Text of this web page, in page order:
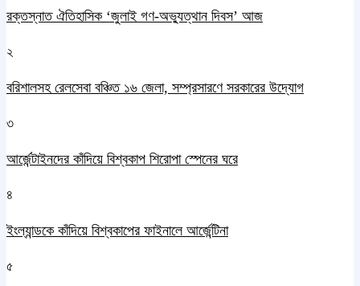
রক্তস্নাত ঐতিহাসিক ‌‘জুলাই গণ-অভ্যুত্থান দিবস’ আজ
২
বরিশালসহ রেলসেবা বঞ্চিত ১৬ জেলা, সম্প্রসারণে সরকারের উদ্যোগ
৩
আর্জেন্টাইনদের কাঁদিয়ে বিশ্বকাপ শিরোপা স্পেনের ঘরে
৪
ইংল্যান্ডকে কাঁদিয়ে বিশ্বকাপের ফাইনালে আর্জেন্টিনা
৫